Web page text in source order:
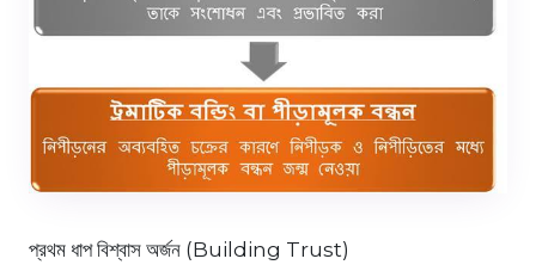
প্রথম ধাপ বিশ্বাস অর্জন (Building Trust)